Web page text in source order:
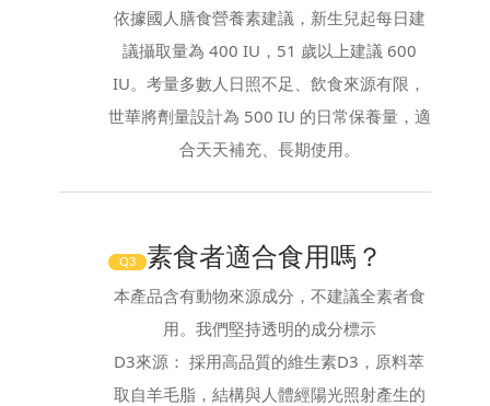
依據國人膳食營養素建議，新生兒起每日建
議攝取量為 400 IU，51 歲以上建議 600
IU。考量多數人日照不足、飲食來源有限，
世華將劑量設計為 500 IU 的日常保養量，適
合天天補充、長期使用。
Q3 素食者適合食用嗎？
本產品含有動物來源成分，不建議全素者食
用。我們堅持透明的成分標示
D3來源： 採用高品質的維生素D3，原料萃
取自羊毛脂，結構與人體經陽光照射產生的